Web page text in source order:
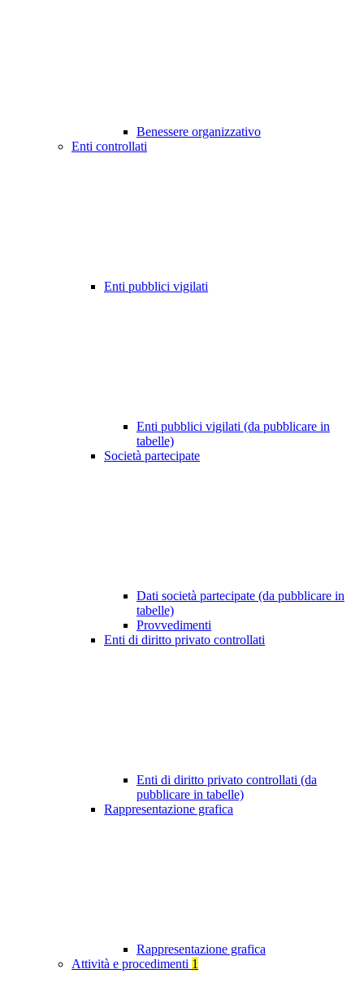
Benessere organizzativo
Enti controllati
Enti pubblici vigilati
Enti pubblici vigilati (da pubblicare in
tabelle)
Società partecipate
Dati società partecipate (da pubblicare in
tabelle)
Provvedimenti
Enti di diritto privato controllati
Enti di diritto privato controllati (da
pubblicare in tabelle)
Rappresentazione grafica
Rappresentazione grafica
Attività e procedimenti 1